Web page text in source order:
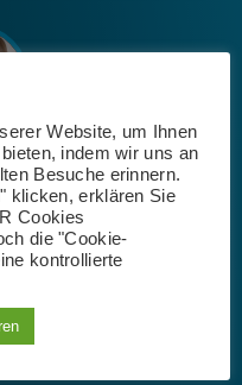
Website, um Ihnen
indem wir uns an
Besuche erinnern.
klicken, erklären Sie
Cookies
die "Cookie-
kontrollierte